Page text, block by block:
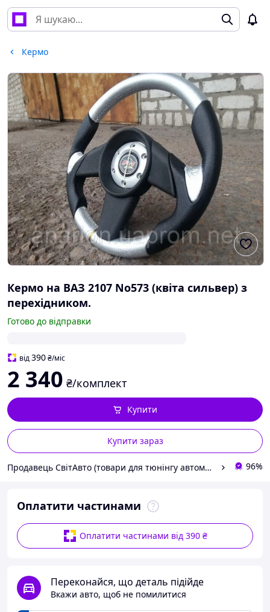
Кермо
Кермо на ВАЗ 2107 No573 (квіта сильвер) з
перехідником.
Готово до відправки
від390₴/міс
2 340 ₴/комплект
Купити зараз
Купити
Продавець СвітАвто (товари для тюнінгу автомобілів ВАЗ) 96%
Оплатити частинами
Оплатити частинами від 390 ₴
Переконайся, що деталь підійде
Вкажи авто, щоб не помилитися